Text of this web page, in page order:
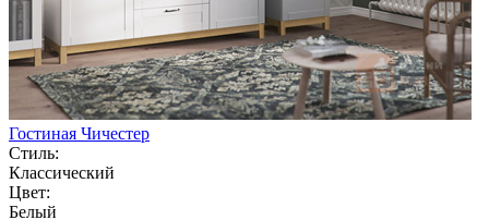
Гостиная Чичестер
Стиль:
Классический
Цвет:
Белый